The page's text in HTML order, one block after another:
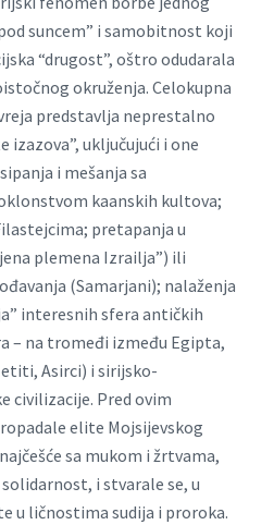
suncem” i samobitnost koji
“drugost”, oštro odudarala
okruženja. Celokupna
predstavlja neprestalno
izazova”, uključujući i one
i mešanja sa
kaanskih kultova;
pretapanja u
plemena Izrailja”) ili
(Samarjani); nalaženja
interesnih sfera antičkih
– na tromeđi između Egipta,
Asirci) i sirijsko-
civilizacije. Pred ovim
elite Mojsijevskog
sa mukom i žrtvama,
i stvarale se, u
u ličnostima sudija i proroka.